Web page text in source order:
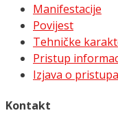
Manifestacije
Povijest
Tehničke
Pristup
Izjava o
Kontakt